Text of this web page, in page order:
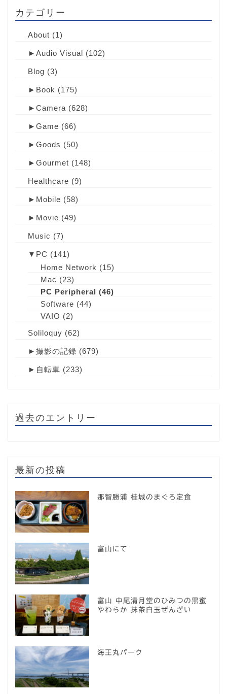
カテゴリー
About (1)
► Audio Visual (102)
Blog (3)
► Book (175)
► Camera (628)
► Game (66)
► Goods (50)
► Gourmet (148)
Healthcare (9)
► Mobile (58)
► Movie (49)
Music (7)
▼ PC (141)
Home Network (15)
Mac (23)
PC Peripheral (46)
Software (44)
VAIO (2)
Soliloquy (62)
► 撮影の記録 (679)
► 自転車 (233)
過去のエントリー
最新の投稿
那智勝浦 桂城のまぐろ定食
富山にて
富山 中尾清月堂のひみつの黒蜜
やわらか 抹茶白玉ぜんざい
海王丸パーク